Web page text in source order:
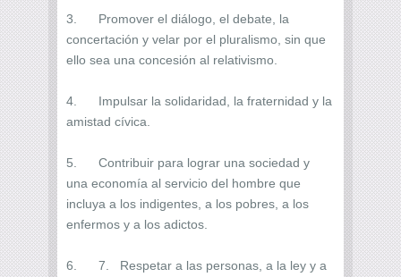
3. Promover el diálogo, el debate, la
concertación y velar por el pluralismo, sin que
ello sea una concesión al relativismo.
4. Impulsar la solidaridad, la fraternidad y la
amistad cívica.
5. Contribuir para lograr una sociedad y
una economía al servicio del hombre que
incluya a los indigentes, a los pobres, a los
enfermos y a los adictos.
6. 7. Respetar a las personas, a la ley y a